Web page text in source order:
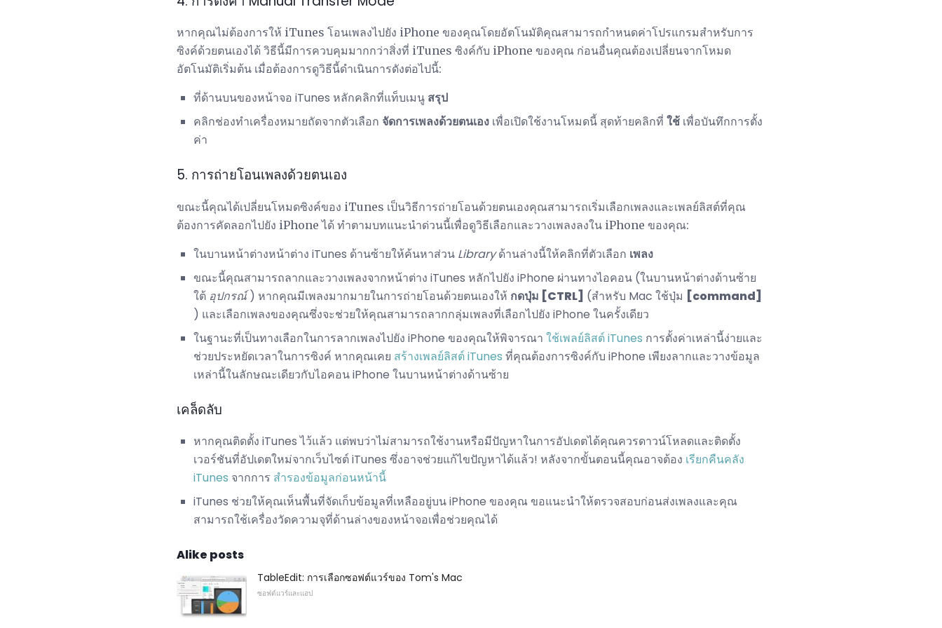
หากคุณไม่ต้องการให้ iTunes โอนเพลงไปยัง iPhone ของคุณโดยอัตโนมัติคุณสามารถกำหนดค่าโปรแกรมสำหรับการ
ซิงค์ด้วยตนเองได้ วิธีนี้มีการควบคุมมากกว่าสิ่งที่ iTunes ซิงค์กับ iPhone ของคุณ ก่อนอื่นคุณต้องเปลี่ยนจากโหมด
อัตโนมัติเริ่มต้น เมื่อต้องการดูวิธีนี้ดำเนินการดังต่อไปนี้:
ที่ด้านบนของหน้าจอ iTunes หลักคลิกที่แท็บเมนู สรุป
คลิกช่องทำเครื่องหมายถัดจากตัวเลือก จัดการเพลงด้วยตนเอง เพื่อเปิดใช้งานโหมดนี้ สุดท้ายคลิกที่ ใช้ เพื่อบันทึกการตั้ง
ค่า
5. การถ่ายโอนเพลงด้วยตนเอง
ขณะนี้คุณได้เปลี่ยนโหมดซิงค์ของ iTunes เป็นวิธีการถ่ายโอนด้วยตนเองคุณสามารถเริ่มเลือกเพลงและเพลย์ลิสต์ที่คุณ
ต้องการคัดลอกไปยัง iPhone ได้ ทำตามบทแนะนำด่วนนี้เพื่อดูวิธีเลือกและวางเพลงลงใน iPhone ของคุณ:
ในบานหน้าต่างหน้าต่าง iTunes ด้านซ้ายให้ค้นหาส่วน Libraryด้านล่างนี้ให้คลิกที่ตัวเลือก เพลง
ขณะนี้คุณสามารถลากและวางเพลงจากหน้าต่าง iTunes หลักไปยัง iPhone ผ่านทางไอคอน (ในบานหน้าต่างด้านซ้าย
ใต้ อุปกรณ์) หากคุณมีเพลงมากมายในการถ่ายโอนด้วยตนเองให้ กดปุ่ม [CTRL] (สำหรับ Mac ใช้ปุ่ม [command]
) และเลือกเพลงของคุณซึ่งจะช่วยให้คุณสามารถลากกลุ่มเพลงที่เลือกไปยัง iPhone ในครั้งเดียว
ในฐานะที่เป็นทางเลือกในการลากเพลงไปยัง iPhone ของคุณให้พิจารณา ใช้เพลย์ลิสต์ iTunes การตั้งค่าเหล่านี้ง่ายและ
ช่วยประหยัดเวลาในการซิงค์ หากคุณเคย สร้างเพลย์ลิสต์ iTunes ที่คุณต้องการซิงค์กับ iPhone เพียงลากและวางข้อมูล
เหล่านี้ในลักษณะเดียวกับไอคอน iPhone ในบานหน้าต่างด้านซ้าย
เคล็ดลับ
หากคุณติดตั้ง iTunes ไว้แล้ว แต่พบว่าไม่สามารถใช้งานหรือมีปัญหาในการอัปเดตได้คุณควรดาวน์โหลดและติดตั้ง
เวอร์ชันที่อัปเดตใหม่จากเว็บไซต์ iTunes ซึ่งอาจช่วยแก้ไขปัญหาได้แล้ว! หลังจากขั้นตอนนี้คุณอาจต้อง เรียกคืนคลัง
iTunes จากการ สำรองข้อมูลก่อนหน้านี้
iTunes ช่วยให้คุณเห็นพื้นที่จัดเก็บข้อมูลที่เหลืออยู่บน iPhone ของคุณ ขอแนะนำให้ตรวจสอบก่อนส่งเพลงและคุณ
สามารถใช้เครื่องวัดความจุที่ด้านล่างของหน้าจอเพื่อช่วยคุณได้
Alike posts
TableEdit: การเลือกซอฟต์แวร์ของ Tom's Mac
ซอฟต์แวร์และแอป